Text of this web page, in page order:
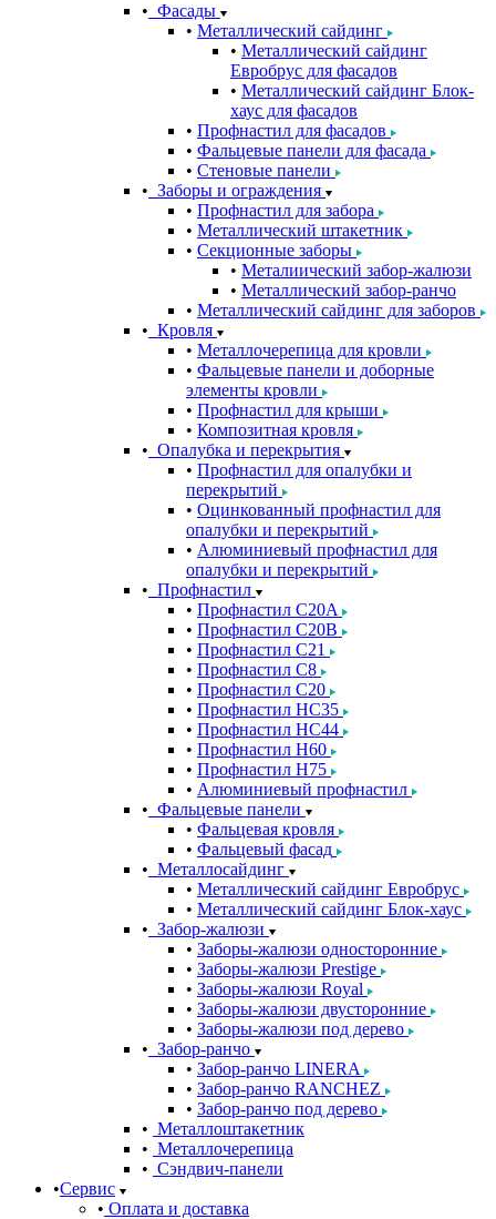
Фасады
Металлический сайдинг
Металлический сайдинг
Евробрус для фасадов
Металлический сайдинг Блок-
хаус для фасадов
Профнастил для фасадов
Фальцевые панели для фасада
Стеновые панели
Заборы и ограждения
Профнастил для забора
Металлический штакетник
Секционные заборы
Металиический забор-жалюзи
Металлический забор-ранчо
Металлический сайдинг для заборов
Кровля
Металлочерепица для кровли
Фальцевые панели и доборные
элементы кровли
Профнастил для крыши
Композитная кровля
Опалубка и перекрытия
Профнастил для опалубки и
перекрытий
Оцинкованный профнастил для
опалубки и перекрытий
Алюминиевый профнастил для
опалубки и перекрытий
Профнастил
Профнастил С20A
Профнастил С20B
Профнастил С21
Профнастил С8
Профнастил С20
Профнастил НС35
Профнастил НС44
Профнастил Н60
Профнастил Н75
Алюминиевый профнастил
Фальцевые панели
Фальцевая кровля
Фальцевый фасад
Металлосайдинг
Металлический сайдинг Евробрус
Металлический сайдинг Блок-хаус
Забор-жалюзи
Заборы-жалюзи односторонние
Заборы-жалюзи Prestige
Заборы-жалюзи Royal
Заборы-жалюзи двусторонние
Заборы-жалюзи под дерево
Забор-ранчо
Забор-ранчо LINERA
Забор-ранчо RANCHEZ
Забор-ранчо под дерево
Металлоштакетник
Металлочерепица
Сэндвич-панели
Сервис
Оплата и доставка